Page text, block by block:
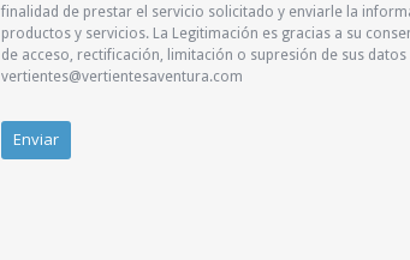
finalidad de prestar el servicio solicitado y enviarle la
productos y servicios. La Legitimación es gracias a su
de acceso, rectificación, limitación o supresión de sus datos
vertientes@vertientesaventura.com